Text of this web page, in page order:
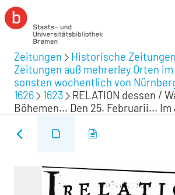
Zeitungen Historische Zeitungen
Zeitungen auß mehrerley Orten
sonsten wochentlich von
1626
1623
RELATION dessen /
Böhemen... Den 25. Februarii...